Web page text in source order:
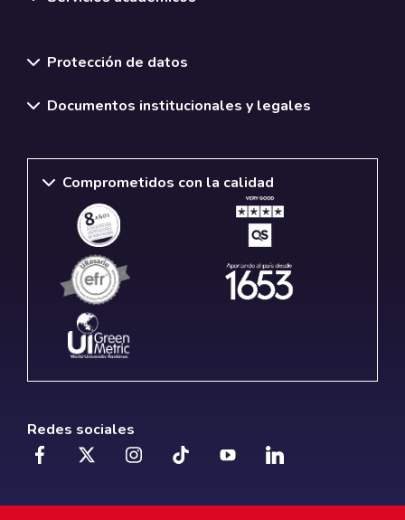
Protección de datos
Documentos institucionales y legales
Comprometidos con la calidad
Redes sociales